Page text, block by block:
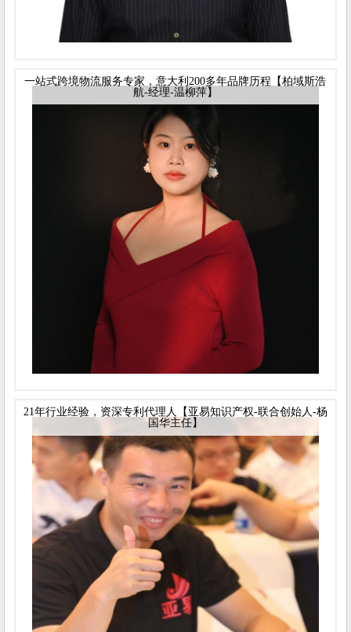
一站式跨境物流服务专家，意大利200多年品牌历程【柏域斯浩
航-经理-温柳萍】
21年行业经验，资深专利代理人【亚易知识产权-联合创始人-杨
国华主任】